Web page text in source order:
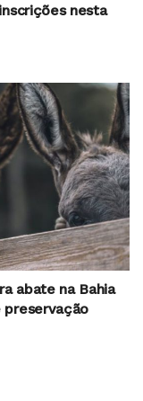
nesta
abate na Bahia